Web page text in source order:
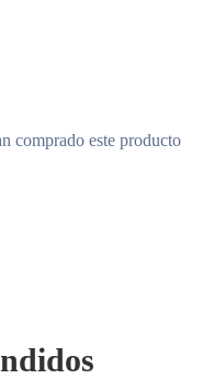
comprado este producto